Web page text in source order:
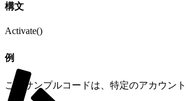
構文
Activate()
例
このサンプルコードは、特定のアカウン